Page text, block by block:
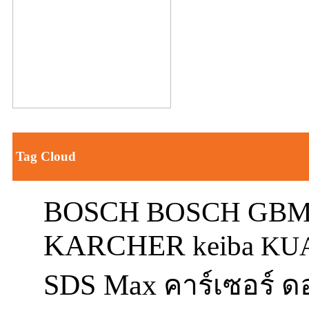
Tag Cloud
BOSCH BOSCH
KARCHER keiba
SDS Max คาร์เซอร์ ด